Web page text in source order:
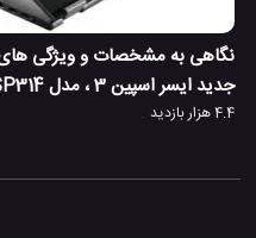
جدید ایسر اسپین 3 ، مدل SP314
4.4 هزار بازدید